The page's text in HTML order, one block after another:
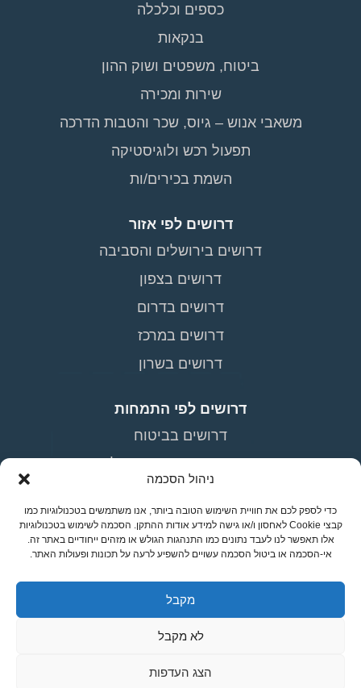
ניהול הסכמה
כדי לספק לכם את חוויית השימוש הטובה ביותר, אנו משתמשים בטכנולוגיות כמו
קבצי Cookie לאחסון ו/או גישה למידע אודות ההתקן. הסכמה לשימוש בטכנולוגיות
אלו תאפשר לנו לעבד נתונים כמו התנהגות הגולש או מזהים ייחודיים באתר זה.
אי-הסכמה או ביטול הסכמה עשויים להשפיע לרעה על תכונות ופעולות האתר.
מקבל
לא מקבל
הצג העדפות
כספים וכלכלה
בנקאות
ביטוח, משפטים ושוק ההון
שירות ומכירה
משאבי אנוש – גיוס, שכר והטבות הדרכה
תפעול רכש ולוגיסטיקה
השמת בכירים/ות
דרושים לפי אזור
דרושים בירושלים והסביבה
דרושים בצפון
דרושים בדרום
דרושים במרכז
דרושים בשרון
דרושים לפי התמחות
דרושים בביטוח
דרושים בתעשייה וניהול
דרושים אנשי מכירות
דרושים במשאבי אנוש
מדיניות פרטיות